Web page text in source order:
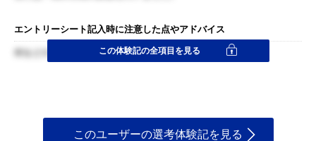
エントリーシート記入時に注意した点やアドバイス
何をどのような意図で行ったのかを明確にすること。
この体験記の全項目を見る
このユーザーの選考体験記を見る